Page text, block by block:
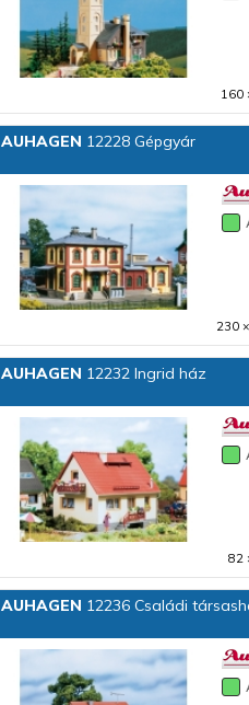
160
AUHAGEN 12228 Gépgyár
230
AUHAGEN 12232 Ingrid ház
82
AUHAGEN 12236 Családi